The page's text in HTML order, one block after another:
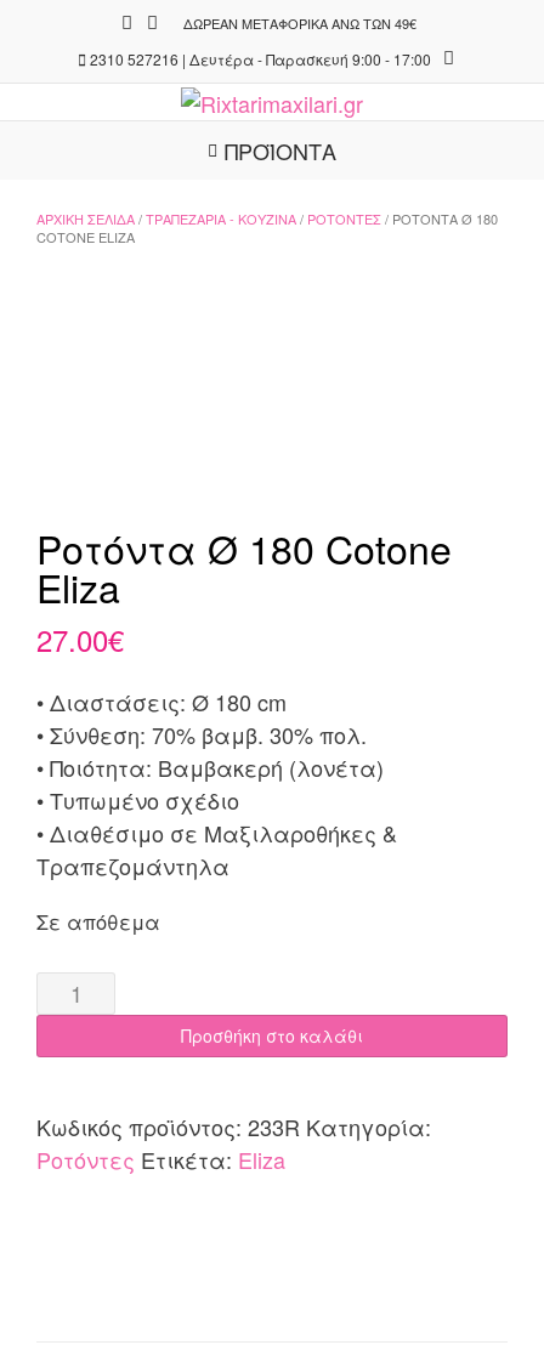
content
ΔΩΡΕΆΝ ΜΕΤΑΦΟΡΙΚΆ ΆΝΩ ΤΩΝ 49€
2310 527216 | Δευτέρα - Παρασκευή 9:00 - 17:00
ΠΡΟΪΟΝΤΑ
ΑΡΧΙΚΉ ΣΕΛΊΔΑ/ΤΡΑΠΕΖΑΡΊΑ - ΚΟΥΖΊΝΑ/ ΡΟΤΌΝΤΕΣ/ ΡΟΤΌΝΤΑ Ø 180
COTONE ELIZA
Ροτόντα Ø 180 Cotone
Eliza
27.00€
• Διαστάσεις: Ø 180 cm
• Σύνθεση: 70% βαμβ. 30% πολ.
• Ποιότητα: Βαμβακερή (λονέτα)
• Τυπωμένο σχέδιο
• Διαθέσιμο σε Μαξιλαροθήκες &
Τραπεζομάντηλα
Σε απόθεμα
Ροτόντα
Ø
180
Eliza
quantity
Προσθήκη στο καλάθι
Κωδικός προϊόντος: 233R Κατηγορία:
Ροτόντες Ετικέτα: Eliza